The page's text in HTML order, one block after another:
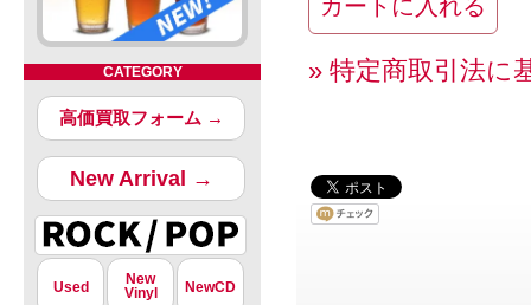
CATEGORY
高価買取フォーム →
New Arrival →
Used
New
Vinyl
NewCD
» 特定商取引法に